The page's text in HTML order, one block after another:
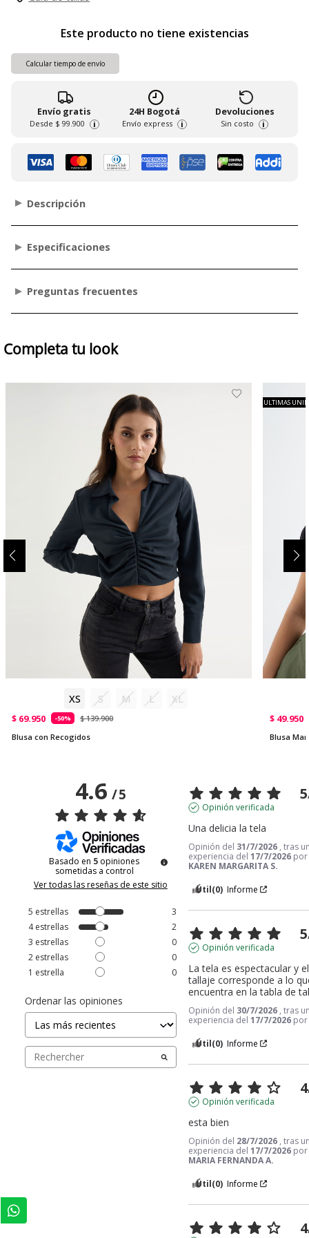
Este producto no tiene existencias
Calcular tiempo de envío
Envío gratis
Desde $ 99.900 i
24H Bogotá
Envío express i
Devoluciones
Sin costo i
Descripción
Especificaciones
Preguntas frecuentes
XS S M L XL
$ 69.950 -50%
$ 139.900
Blusa con Recogidos
ULTIMAS
$ 49.950
Blusa
Completa tu look
4.6/5
Basado en 5 opiniones
sometidas a control
Ver todas las reseñas de este sitio
5 estrellas
3
4estrellas
2
3 estrellas
0
2 estrellas
0
1 estrella 0
Ordenar las opiniones
5
Opinión verificada
Una delicia la tela
Opinión del 31/7/2026 , tras
experiencia del17/7/2026 por
KAREN MARGARITA S.
Útil(0) Informe
5
Opinión verificada
La tela es espectacular y el
tallaje corresponde a lo
encuentra en la tabla de
Opinión del 30/7/2026 , tras
experiencia del17/7/2026
Útil(0) Informe
4
Opinión verificada
esta bien
Opinión del 28/7/2026 , tras
experiencia del17/7/2026 por
MARIA FERNANDA A.
Útil(0) Informe
4